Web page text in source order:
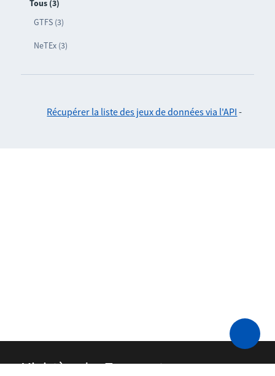
Tous (3)
GTFS (3)
NeTEx (3)
Récupérer la liste des jeux de données via l'API -
Ministère des Transports